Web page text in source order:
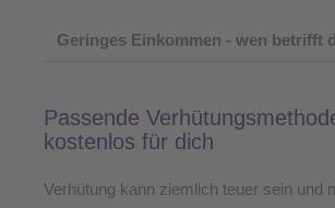
Geringes Einkommen - wen betrifft
Passende
kostenlos für dich
Verhütung kann ziemlich teuer sein und